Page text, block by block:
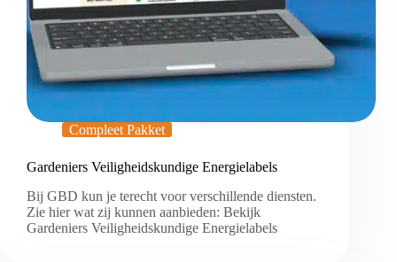
Compleet Pakket
Gardeniers Veiligheidskundige Energielabels
Bij GBD kun je terecht voor verschillende diensten.
Zie hier wat zij kunnen aanbieden: Bekijk
Gardeniers Veiligheidskundige Energielabels